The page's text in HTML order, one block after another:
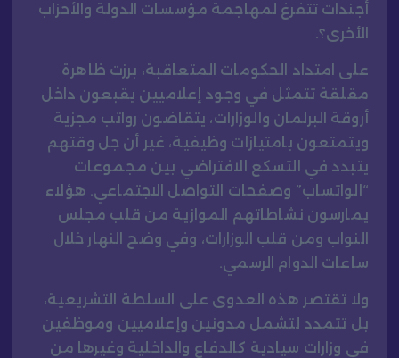
أجندات تتفرغ لمهاجمة مؤسسات الدولة والأحزاب
الأخرى؟.
على امتداد الحكومات المتعاقبة، برزت ظاهرة
مقلقة تتمثل في وجود إعلاميين يقبعون داخل
أروقة البرلمان والوزارات، يتقاضون رواتب مجزية
ويتمتعون بامتيازات وظيفية، غير أن جل وقتهم
يتبدد في التسكع الافتراضي بين مجموعات
“الواتساب” وصفحات التواصل الاجتماعي. هؤلاء
يمارسون نشاطاتهم الموازية من قلب مجلس
النواب ومن قلب الوزارات، وفي وضح النهار خلال
ساعات الدوام الرسمي.
ولا تقتصر هذه العدوى على السلطة التشريعية،
بل تتمدد لتشمل مدونين وإعلاميين وموظفين
في وزارات سيادية كالدفاع والداخلية وغيرها من